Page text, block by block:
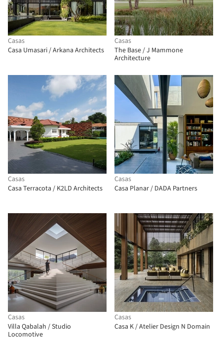
Casas
Casa Umasari / Arkana Architects
Casas
The Base / J Mammone
Architecture
Casas
Casa Terracota / K2LD Architects
Casas
Casa Planar / DADA Partners
Casas
Villa Qabalah / Studio
Locomotive
Casas
Casa K / Atelier Design N Domain